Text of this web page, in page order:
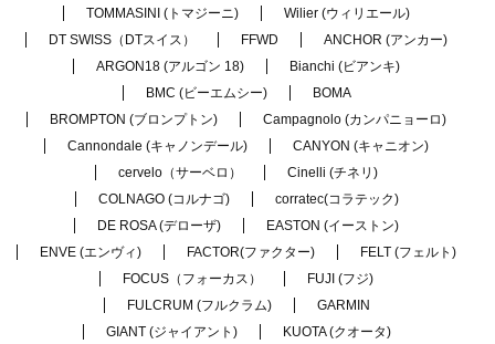
TOMMASINI (トマジーニ)
Wilier (ウィリエール)
DT SWISS（DTスイス）
FFWD
ANCHOR (アンカー)
ARGON18 (アルゴン 18)
Bianchi (ビアンキ)
BMC (ビーエムシー)
BOMA
BROMPTON (ブロンプトン)
Campagnolo (カンパニョーロ)
Cannondale (キャノンデール)
CANYON (キャニオン)
cervelo（サーベロ）
Cinelli (チネリ)
COLNAGO (コルナゴ)
corratec(コラテック)
DE ROSA (デローザ)
EASTON (イーストン)
ENVE (エンヴィ)
FACTOR(ファクター)
FELT (フェルト)
FOCUS（フォーカス）
FUJI (フジ)
FULCRUM (フルクラム)
GARMIN
GIANT (ジャイアント)
KUOTA (クオータ)